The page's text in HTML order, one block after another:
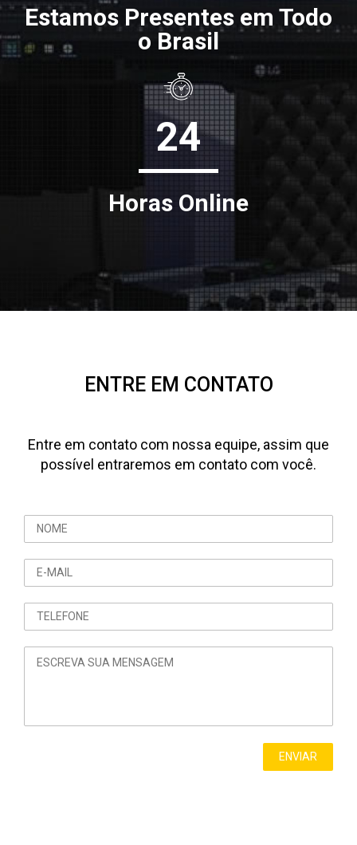
Estamos Presentes em Todo
o Brasil
24
Horas Online
ENTRE EM CONTATO
Entre em contato com nossa equipe, assim que
possível entraremos em contato com você.